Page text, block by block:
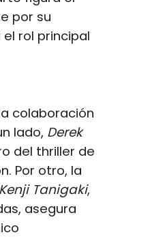
por su
rol principal
colaboración
lado, Derek
del thriller de
Por otro, la
Kenji Tanigaki,
asegura